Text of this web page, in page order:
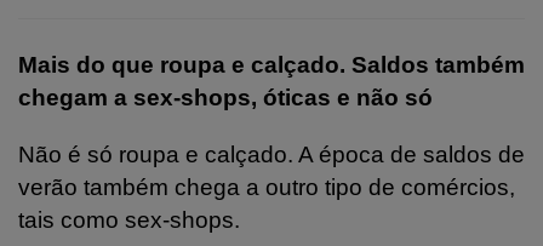
Mais do que roupa e calçado. Saldos também
chegam a sex-shops, óticas e não só
Não é só roupa e calçado. A época de saldos de
verão também chega a outro tipo de comércios,
tais como sex-shops.